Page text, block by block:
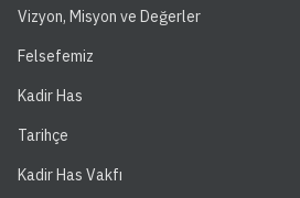
Vizyon, Misyon ve Değerler
Felsefemiz
Kadir Has
Tarihçe
Kadir Has Vakfı